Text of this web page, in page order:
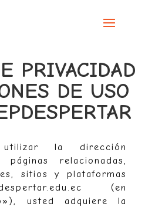
PRIVACIDAD
DE USO
la dirección
relacionadas,
sitios y plataformas
(en
usted adquiere la